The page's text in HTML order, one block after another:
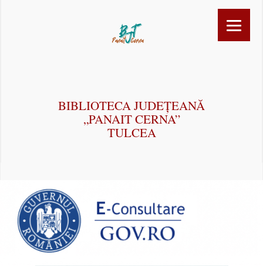
BIBLIOTECA JUDEȚEANĂ
„PANAIT CERNA”
TULCEA